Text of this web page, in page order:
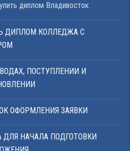
диплом Владивосток
ДИПЛОМ КОЛЛЕДЖА С
ПОСТУПЛЕНИИ И
ОФОРМЛЕНИЯ ЗАЯВКИ
ДЛЯ НАЧАЛА ПОДГОТОВКИ